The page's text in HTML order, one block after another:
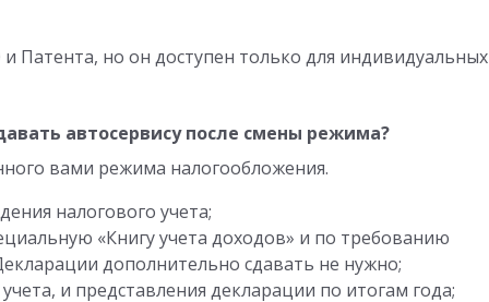
но он доступен только для индивидуальных
автосервису после смены режима?
вами режима налогообложения.
налогового учета;
«Книгу учета доходов» и по требованию
дополнительно сдавать не нужно;
и представления декларации по итогам года;